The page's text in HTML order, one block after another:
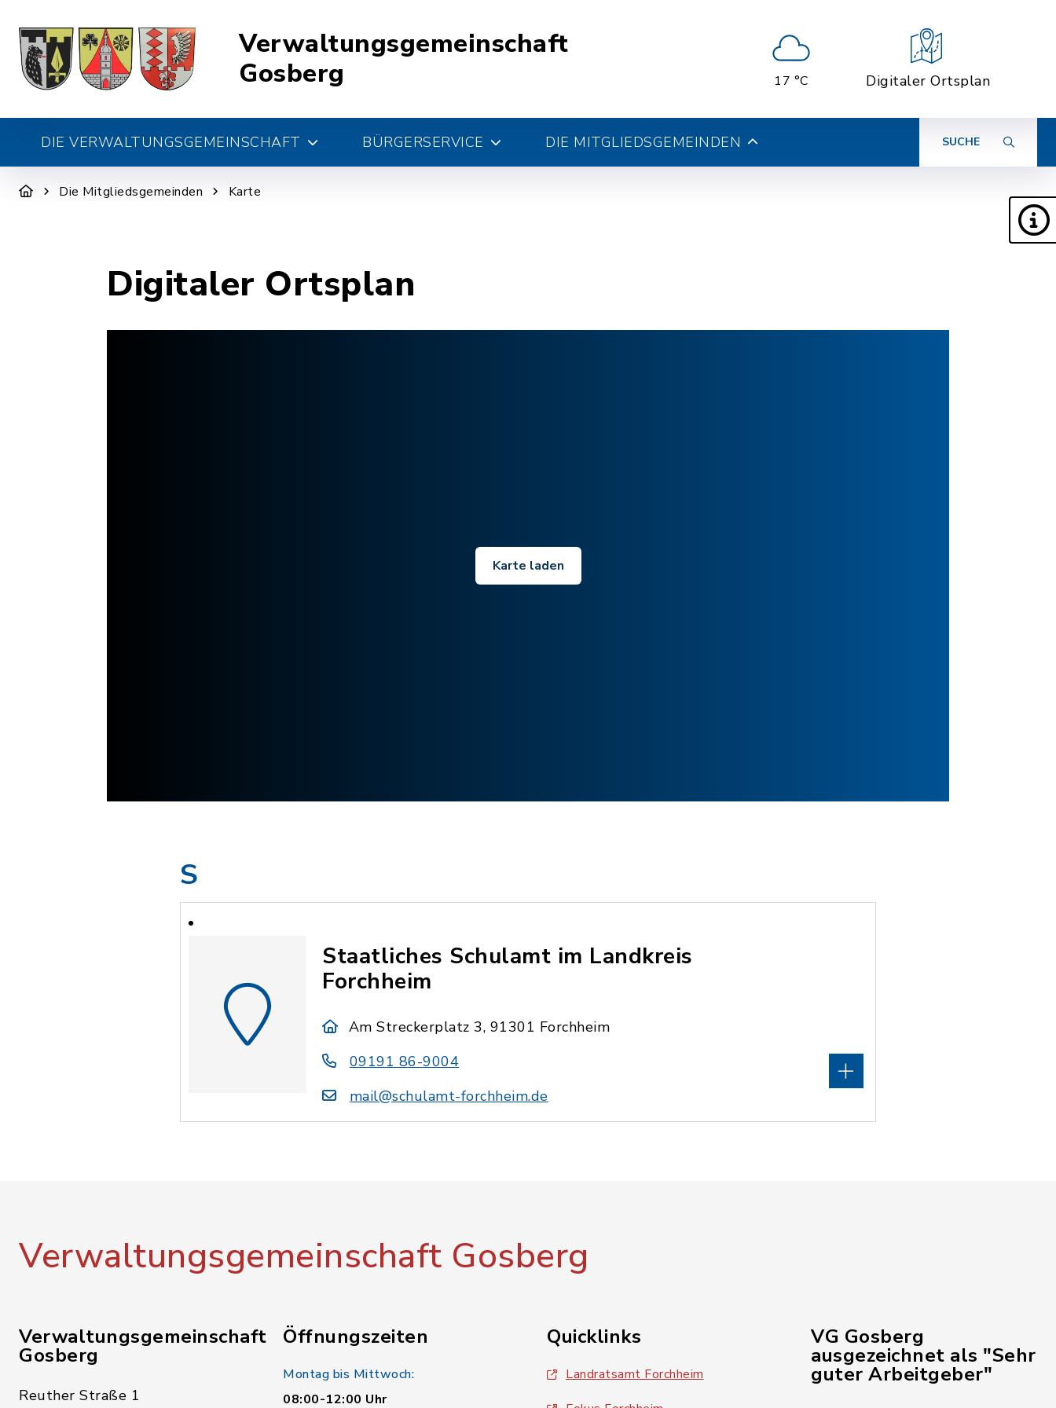
Verwaltungsgemeinschaft
Gosberg
17 °C Digitaler Ortsplan
DIE VERWALTUNGSGEMEINSCHAFT BÜRGERSERVICE DIE MITGLIEDSGEMEINDEN SUCHE
Die Mitgliedsgemeinden Karte
Digitaler Ortsplan
Karte laden
S
Staatliches Schulamt im Landkreis
Forchheim
Am Streckerplatz 3, 91301 Forchheim
09191 86-9004
mail@schulamt-forchheim.de
Verwaltungsgemeinschaft Gosberg
Verwaltungsgemeinschaft
Gosberg
Reuther Straße 1
Öffnungszeiten
Montag bis Mittwoch:
08:00-12:00 Uhr
Quicklinks
Landratsamt Forchheim
VG Gosberg
ausgezeichnet als "Sehr
guter Arbeitgeber"